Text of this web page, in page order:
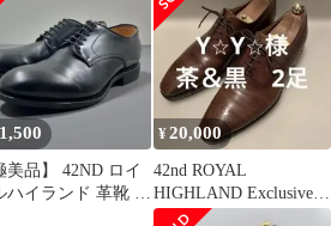
美品】 42ND ロイ
ハイランド 革靴 43
¥20,000
42nd ROYAL
HIGHLAND Exclusiveシ
ューツリー付き茶＆黒